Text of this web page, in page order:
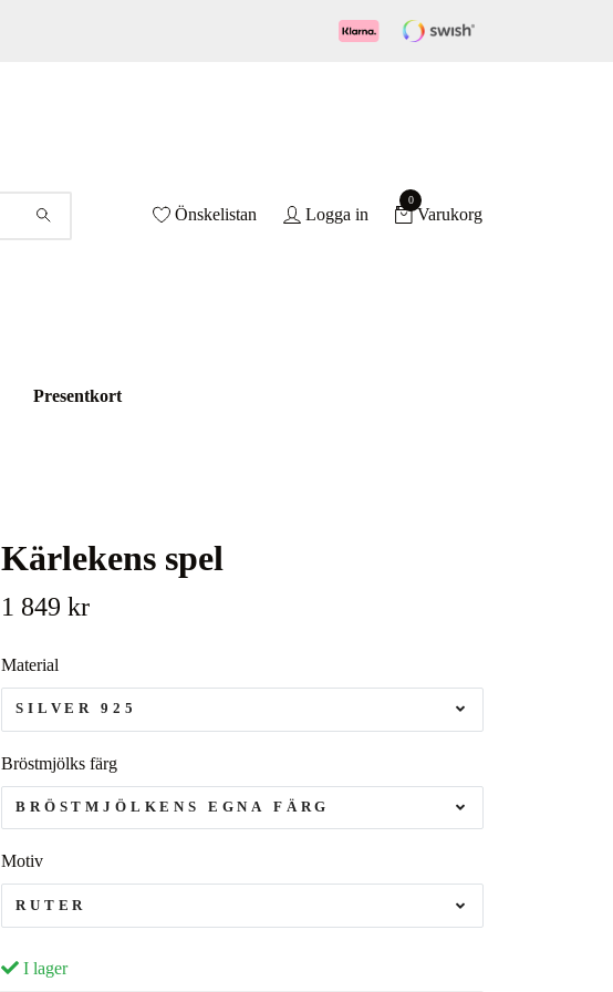
Önskelistan Logga in
0
Varukorg
Presentkort
Kärlekens spel
1 849 kr
Material
SILVER 925
Bröstmjölks färg
BRÖSTMJÖLKENS EGNA FÄRG
Motiv
RUTER
I lager